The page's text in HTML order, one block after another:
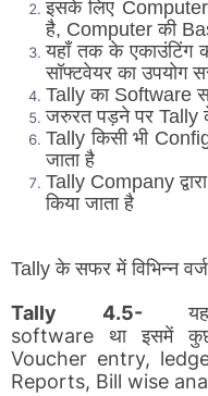
इसके लिए Computer
है, Computer की
यहाँ तक के एकाउंटिंग
सॉफ्टवेयर का उपयोग
Tally का Software
जरुरत पड़ने पर Tally
Tally किसी भी
जाता है
Tally Company
किया जाता है
Tally के सफर में विभिन्न
Tally 4.5-यह
softwareथा इसमें
Voucher entry,
Reports, Bill wise